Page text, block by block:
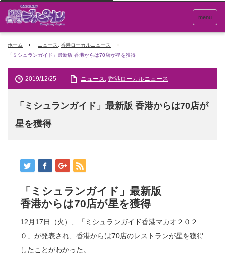
menu
ホーム ニュース
香港ローカルニュース
「ミシュランガイド」最新版 香港からは70店が星を獲得
2019/12/25 ニュース, 香港ローカルニュース
「ミシュランガイド」最新版 香港からは70店が
星を獲得
「ミシュランガイド」最新版
香港からは70店が星を獲得
12月17日（火）、「ミシュランガイド香港マカオ２０２
０」が発表され、香港からは70店のレストランが星を獲得
したことがわかった。